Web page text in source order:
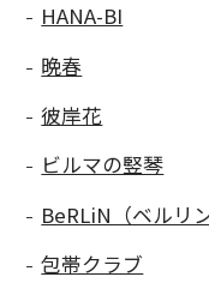
HANA-BI
晩春
彼岸花
ビルマの竪琴
BeRLiN（ベルリン
包帯クラブ